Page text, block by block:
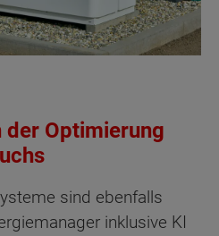
der Optimierung
sind ebenfalls
inklusive KI